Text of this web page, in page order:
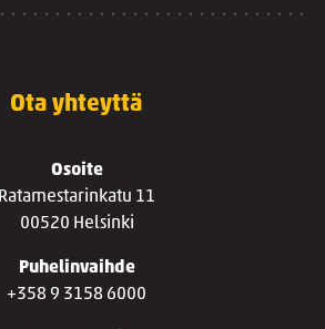
Ota yhteyttä
Osoite
Ratamestarinkatu 11
00520 Helsinki
Puhelinvaihde
+358 9 3158 6000